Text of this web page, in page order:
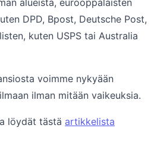
DPD, Bpost, Deutsche Post,
kuten USPS tai Australia
voimme nykyään
ilman mitään vaikeuksia.
löydät tästä artikkelista